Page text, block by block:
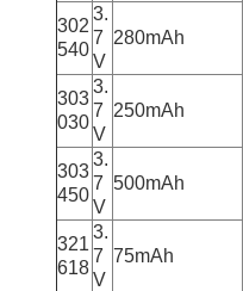
302
540
3.
7
V
280mAh
303
030
3.
7
V
250mAh
303
450
3.
7
V
500mAh
321
618
3.
7
V
75mAh